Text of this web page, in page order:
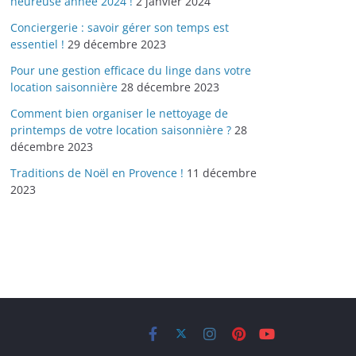
Conciergerie : savoir gérer son temps est
essentiel ! 29 décembre 2023
Pour une gestion efficace du linge dans votre
location saisonnière 28 décembre 2023
Comment bien organiser le nettoyage de
printemps de votre location saisonnière ? 28
décembre 2023
Traditions de Noël en Provence ! 11 décembre
2023